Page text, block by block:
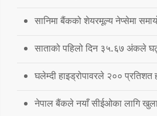
सानिमा बैंकको शेयरमूल्य नेप्सेमा
साताको पहिलो दिन ३५.६७ अंकले
घलेम्दी हाइड्रोपावरले २०० प्रतिशत
नेपाल बैंकले नयाँ सीईओका लागि